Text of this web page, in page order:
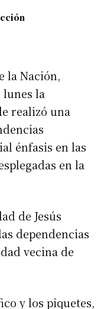
la Nación,
la
realizó una
énfasis en las
en la
de Jesús
dependencias
vecina de
y los piquetes,